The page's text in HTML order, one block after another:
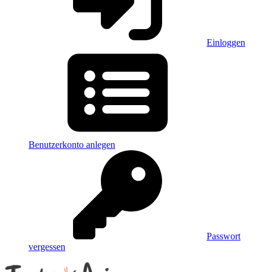
Einloggen
Benutzerkonto anlegen
Passwort
vergessen